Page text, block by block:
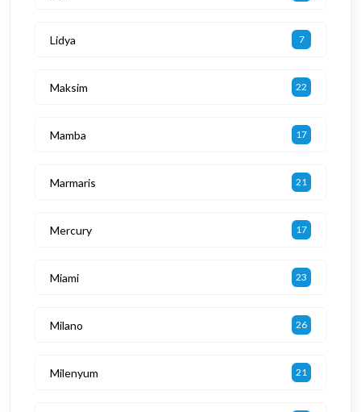
Lidya 7
Maksim 22
Mamba 17
Marmaris 21
Mercury 17
Miami 23
Milano 26
Milenyum 21